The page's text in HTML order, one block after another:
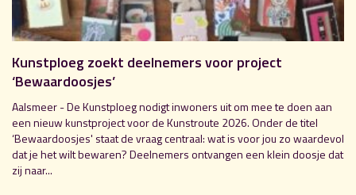
Kunstploeg zoekt deelnemers voor project
‘Bewaardoosjes’
Aalsmeer - De Kunstploeg nodigt inwoners uit om mee te doen aan
een nieuw kunstproject voor de Kunstroute 2026. Onder de titel
‘Bewaardoosjes' staat de vraag centraal: wat is voor jou zo waardevol
dat je het wilt bewaren? Deelnemers ontvangen een klein doosje dat
zij naar...